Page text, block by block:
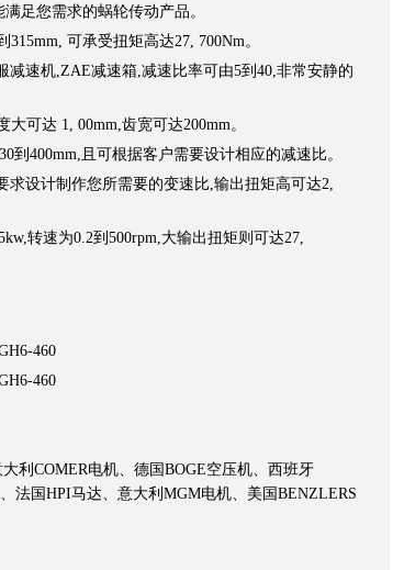
足您需求的蜗轮传动产品。
可承受扭矩高达27, 700Nm。
速机,ZAE减速箱,减速比率可由5到40,非常安静的
可达 1, 00mm,齿宽可达200mm。
400mm,且可根据客户需要设计相应的减速比。
设计制作您所需要的变速比,输出扭矩高可达2,
转速为0.2到500rpm,大输出扭矩则可达27,
460
460
利COMER电机、德国BOGE空压机、西班牙
法国HPI马达、意大利MGM电机、美国BENZLERS